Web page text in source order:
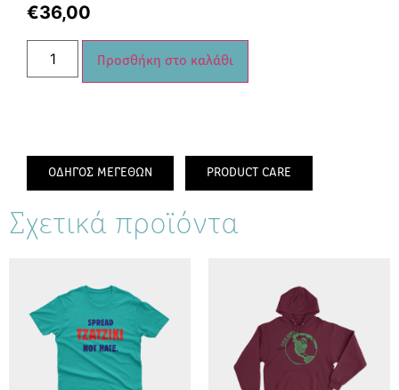
€36,00
Προσθήκη στο καλάθι
ΟΔΗΓΟΣ ΜΕΓΕΘΩΝ PRODUCT CARE
Σχετικά προϊόντα